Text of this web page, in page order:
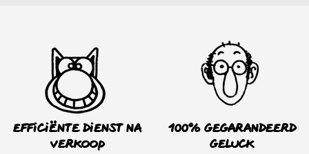
Efficiënte dienst na
verkoop
100% Gegarandeerd
Geluck